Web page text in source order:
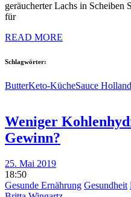
geräucherter Lachs in Scheiben
für
READ MORE
Schlagwörter:
ButterKeto-KücheSauce
Weniger
Gewinn?
25. Mai 2019
18:50
Gesunde Ernährung Gesundheit